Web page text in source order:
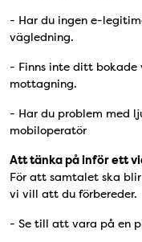
- Har du ingen e-
vägledning.
- Finns inte ditt
mottagning.
- Har du problem med
mobiloperatör
Att tänka på inför ett
För att samtalet ska
vi vill att du förbereder.
- Se till att vara på en